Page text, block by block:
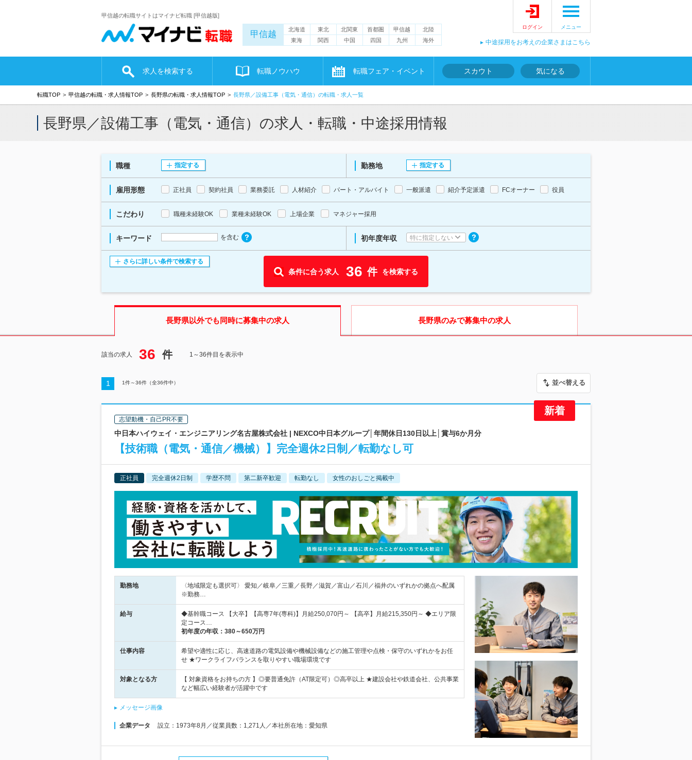
甲信越の転職サイトはマイナビ転職 [甲信越版]
甲信越 北海道 東北 北関東 首都圏 甲信越
北陸
東海
関西 中国 四国 九州 海外
ログイン メニュー
中途採用をお考えの企業さまはこちら
求人を検索する 転職ノウハウ 転職フェア・イベント スカウト 気になる
転職TOP 甲信越の転職・求人情報TOP 長野県の転職・求人情報TOP 長野県／設備工事（電気・通信）の転職・求人一覧
長野県／設備工事（電気・通信）の求人・転職・中途採用情報
職種 指定する 勤務地 指定する
雇用形態 正社員 契約社員 業務委託 人材紹介 パート・アルバイト 一般派遣 紹介予定派遣 FCオーナー 役員
こだわり 職種未経験OK 業種未経験OK 上場企業 マネジャー採用
キーワード を含む 初年度年収 特に指定しない
さらに詳しい条件で検索する
条件に合う求人 36 件 を検索する
長野県以外でも同時に募集中の求人 長野県のみで募集中の求人
該当の求人 36 件 1～36件目を表示中
1 1件～36件（全36件中） 並べ替える
志望動機・自己PR不要
中日本ハイウェイ・エンジニアリング名古屋株式会社 | NEXCO中日本グループ│年間休日130日以上│賞与6か月分
【技術職（電気・通信／機械）】完全週休2日制／転勤なし可
正社員 完全週休2日制 学歴不問 第二新卒歓迎 転勤なし 女性のおしごと掲載中
勤務地
〈地域限定も選択可〉 愛知／岐阜／三重／長野／滋賀／富山／石川／福井のいずれかの拠点へ配属
※勤務…
給与
◆基幹職コース 【大卒】【高専7年(専科)】月給250,070円～ 【高卒】月給215,350円～ ◆エリア限
定コース…
初年度の年収： 380～650万円
仕事内容
希望や適性に応じ、高速道路の電気設備や機械設備などの施工管理や点検・保守のいずれかをお任
せ ★ワークライフバランスを取りやすい職場環境です
対象となる方
【 対象資格をお持ちの方 】◎要普通免許（AT限定可）◎高卒以上 ★建設会社や鉄道会社、公共事業
など幅広い経験者が活躍中です
メッセージ画像
企業データ 設立：1973年8月／従業員数：1,271人／本社所在地：愛知県